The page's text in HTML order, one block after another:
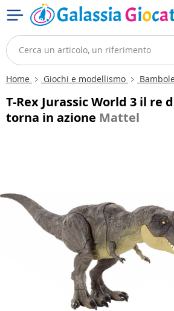
Home Giochi e modellismo
T-Rex Jurassic World 3 il re
torna in azione Mattel